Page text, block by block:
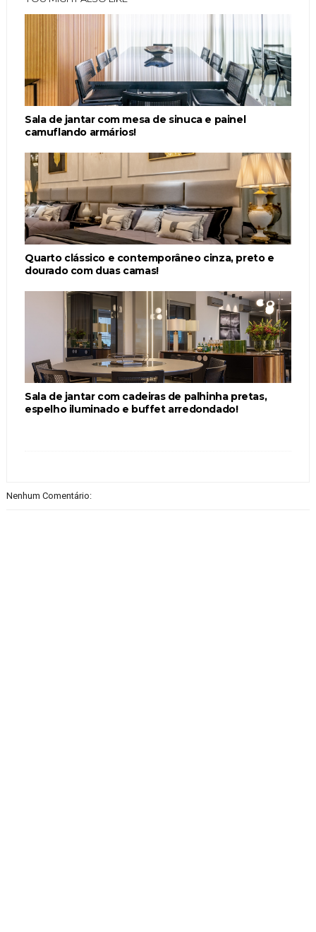
Sala de jantar com mesa de sinuca e painel
camuflando armários!
Quarto clássico e contemporâneo cinza, preto e
dourado com duas camas!
Sala de jantar com cadeiras de palhinha pretas,
espelho iluminado e buffet arredondado!
Nenhum Comentário: